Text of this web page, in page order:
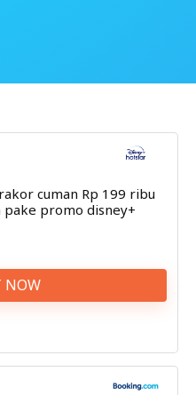
cuman Rp 199 ribu
pake promo disney+
NOW